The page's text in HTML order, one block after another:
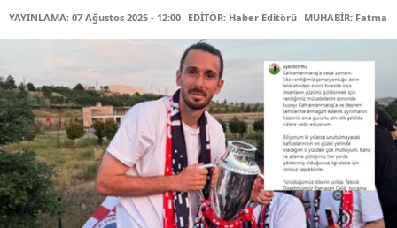
YAYINLAMA: 07 Ağustos 2025 - 12:00 EDİTÖR: Haber Editörü MUHABİR: Fatma